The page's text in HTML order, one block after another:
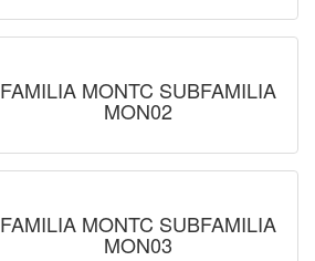
FAMILIA MONTC SUBFAMILIA
MON02
FAMILIA MONTC SUBFAMILIA
MON03